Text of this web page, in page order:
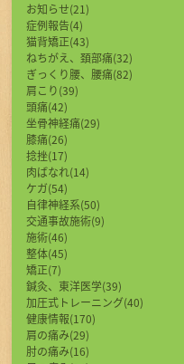
お知らせ(21)
症例報告(4)
猫背矯正(43)
ねちがえ、頚部痛(32)
ぎっくり腰、腰痛(82)
肩こり(39)
頭痛(42)
坐骨神経痛(29)
膝痛(26)
捻挫(17)
肉ばなれ(14)
ケガ(54)
自律神経系(50)
交通事故施術(9)
施術(46)
整体(45)
矯正(7)
鍼灸、東洋医学(39)
加圧式トレーニング(40)
健康情報(170)
肩の痛み(29)
肘の痛み(16)